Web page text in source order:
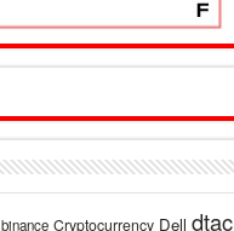
binance Cryptocurrency Dell dtac